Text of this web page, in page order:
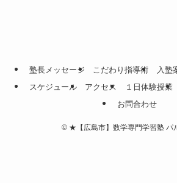
塾長メッセージ こだわり指導術 入塾
スケジュール
アクセス １日体験授業
お問合わせ
© ★【広島市】数学専門学習塾 パ